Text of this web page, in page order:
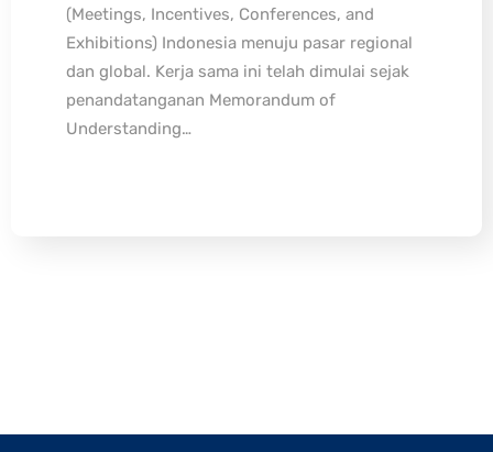
(Meetings, Incentives, Conferences, and
Exhibitions) Indonesia menuju pasar regional
dan global. Kerja sama ini telah dimulai sejak
penandatanganan Memorandum of
Understanding…